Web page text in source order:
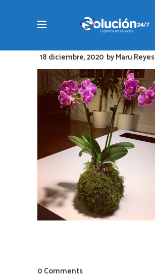
18 diciembre, 2020 byMaru Reyes
0 Comments